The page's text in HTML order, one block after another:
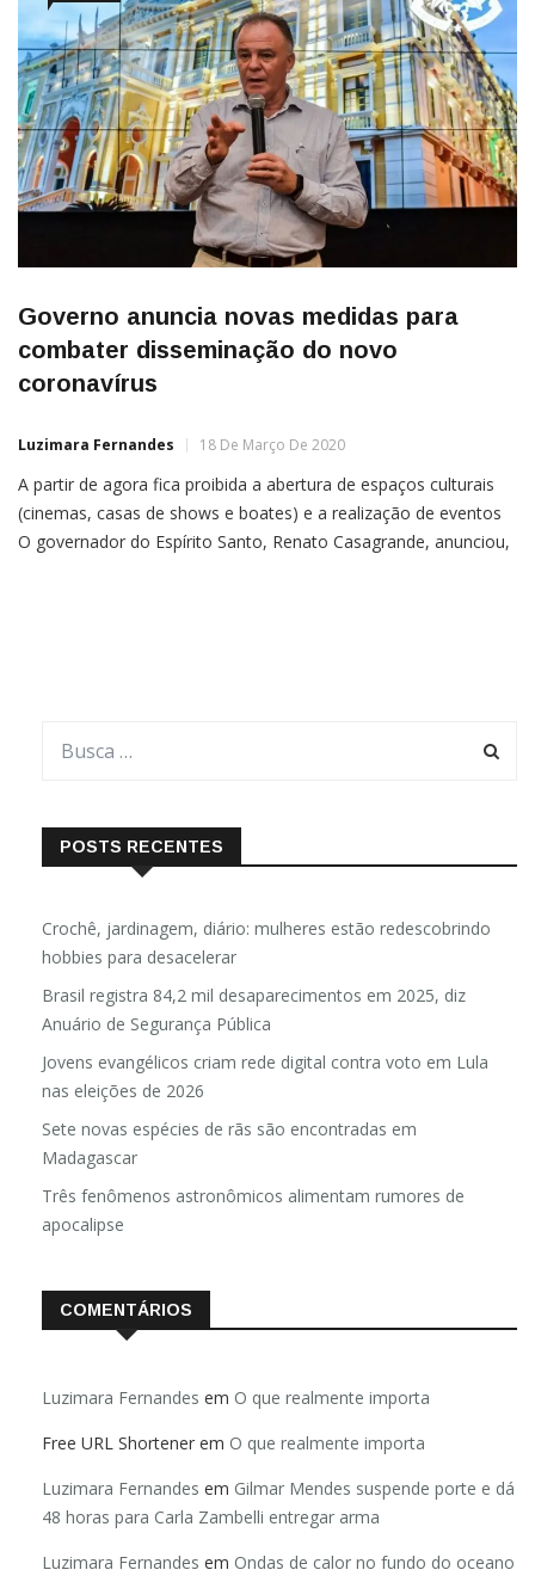
Governo anuncia novas medidas para
combater disseminação do novo
coronavírus
Luzimara Fernandes 18 De Março De 2020
A partir de agora fica proibida a abertura de espaços culturais
(cinemas, casas de shows e boates) e a realização de eventos
O governador do Espírito Santo, Renato Casagrande, anunciou,
POSTS RECENTES
Crochê, jardinagem, diário: mulheres estão redescobrindo
hobbies para desacelerar
Brasil registra 84,2 mil desaparecimentos em 2025, diz
Anuário de Segurança Pública
Jovens evangélicos criam rede digital contra voto em Lula
nas eleições de 2026
Sete novas espécies de rãs são encontradas em
Madagascar
Três fenômenos astronômicos alimentam rumores de
apocalipse
COMENTÁRIOS
Luzimara Fernandes em O que realmente importa
Free URL Shortener em O que realmente importa
Luzimara Fernandes em Gilmar Mendes suspende porte e dá
48 horas para Carla Zambelli entregar arma
Luzimara Fernandes em Ondas de calor no fundo do oceano